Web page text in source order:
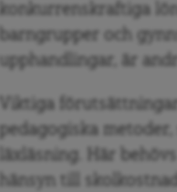
konkurrenskraftiga
barngrupper och
upphandlingar, är
Viktiga
pedagogiska
läxläsning. Här
hänsyn till